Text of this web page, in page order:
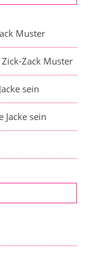
Muster
Zack Muster
sein
Jacke sein